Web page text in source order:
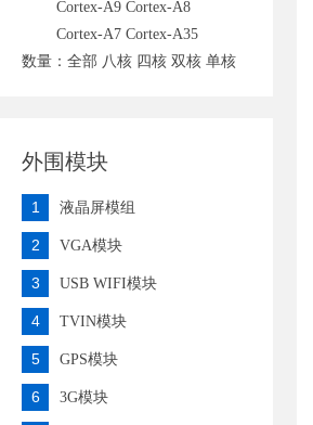
Cortex-A9 Cortex-A8
Cortex-A7 Cortex-A35
数量： 全部 八核 四核 双核 单核
外围模块
1 液晶屏模组
2 VGA模块
3 USB WIFI模块
4 TVIN模块
5 GPS模块
6 3G模块